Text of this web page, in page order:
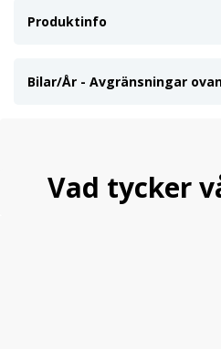
Produktinfo
Bilar/År - Avgränsningar
Vad tycker